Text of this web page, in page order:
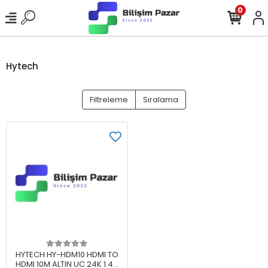
0
Hytech
Filtreleme Sıralama
Sepete Ekle
HYTECH HY-HDM10 HDMI TO
HDMI 10M ALTIN UC 24K 1.4V